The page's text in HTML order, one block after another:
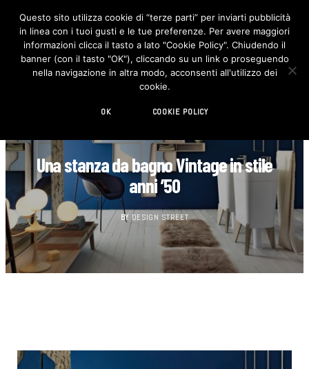
F
c
e
b
o
I
n
s
t
Una stanza da bagno Vintage in stile
anni ’50
BY DESIGN STREET
Questo sito utilizza cookie di “terze parti” per inviarti pubblicità
in linea con i tuoi gusti e le tue preferenze. Per avere maggiori
informazioni clicca il tasto a lato "Cookie Policy". Chiudendo il
banner (con il tasto "OK"), cliccando su un link o proseguendo
nella navigazione in altra modo, acconsenti all'utilizzo dei
cookie.
OK COOKIE POLICY